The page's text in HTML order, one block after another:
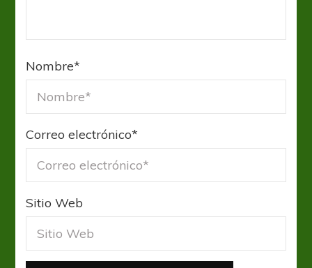
Nombre*
Correo electrónico*
Sitio Web